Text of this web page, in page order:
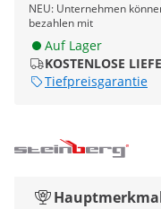
NEU: Unternehmen
bezahlen mit
Auf Lager
KOSTENLOSE
Tiefpreisgarantie